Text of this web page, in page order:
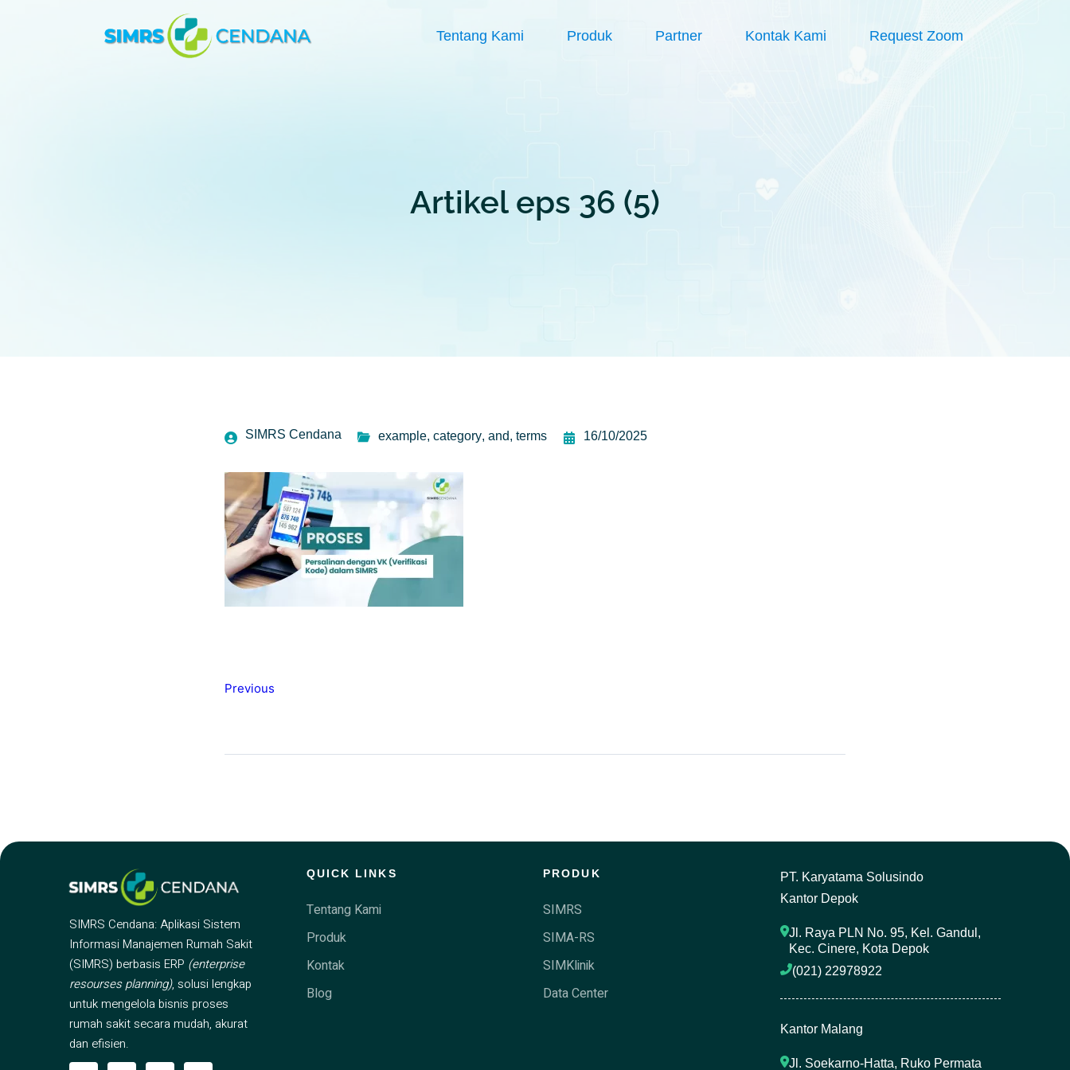
Tentang Kami Produk Partner Kontak Kami Request Zoom
Artikel eps 36 (5)
SIMRS Cendana example, category, and, terms 16/10/2025
Previous
SIMRS Cendana: Aplikasi Sistem
Informasi Manajemen Rumah Sakit
(SIMRS) berbasis ERP (enterprise
resourses planning), solusi lengkap
untuk mengelola bisnis proses
rumah sakit secara mudah, akurat
dan efisien.
QUICK LINKS
Tentang Kami
Produk
Kontak
Blog
PRODUK
SIMRS
SIMA-RS
SIMKlinik
Data Center
PT. Karyatama Solusindo
Kantor Depok
Jl. Raya PLN No. 95, Kel. Gandul,
Kec. Cinere, Kota Depok
(021) 22978922
Kantor Malang
Jl. Soekarno-Hatta, Ruko Permata